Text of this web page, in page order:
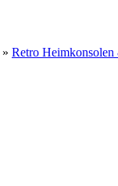
» Retro